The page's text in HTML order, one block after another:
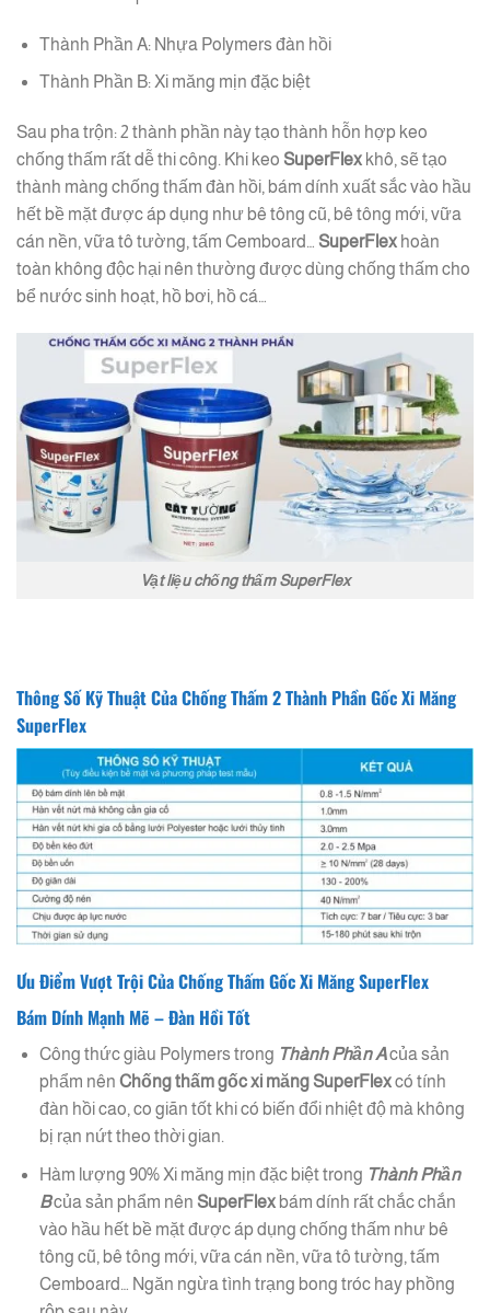
Thành Phần A: Nhựa Polymers đàn hồi
Thành Phần B: Xi măng mịn đặc biệt
Sau pha trộn: 2 thành phần này tạo thành hỗn hợp keo
chống thấm rất dễ thi công. Khi keo SuperFlex khô, sẽ tạo
thành màng chống thấm đàn hồi, bám dính xuất sắc vào hầu
hết bề mặt được áp dụng như bê tông cũ, bê tông mới, vữa
cán nền, vữa tô tường, tấm Cemboard… SuperFlex hoàn
toàn không độc hại nên thường được dùng chống thấm cho
bể nước sinh hoạt, hồ bơi, hồ cá…
Vật liệu chống thấm SuperFlex
Thông Số Kỹ Thuật Của Chống Thấm 2 Thành Phần Gốc Xi Măng
SuperFlex
Ưu Điểm Vượt Trội Của Chống Thấm Gốc Xi Măng SuperFlex
Bám Dính Mạnh Mẽ – Đàn Hồi Tốt
Công thức giàu Polymers trong Thành Phần Acủa sản
phẩm nên Chống thấm gốc xi măng SuperFlexcó tính
đàn hồi cao, co giãn tốt khi có biến đổi nhiệt độ mà không
bị rạn nứt theo thời gian.
Hàm lượng 90% Xi măng mịn đặc biệt trong Thành Phần
Bcủa sản phẩm nên SuperFlexbám dính rất chắc chắn
vào hầu hết bề mặt được áp dụng chống thấm như bê
tông cũ, bê tông mới, vữa cán nền, vữa tô tường, tấm
Cemboard… Ngăn ngừa tình trạng bong tróc hay phồng